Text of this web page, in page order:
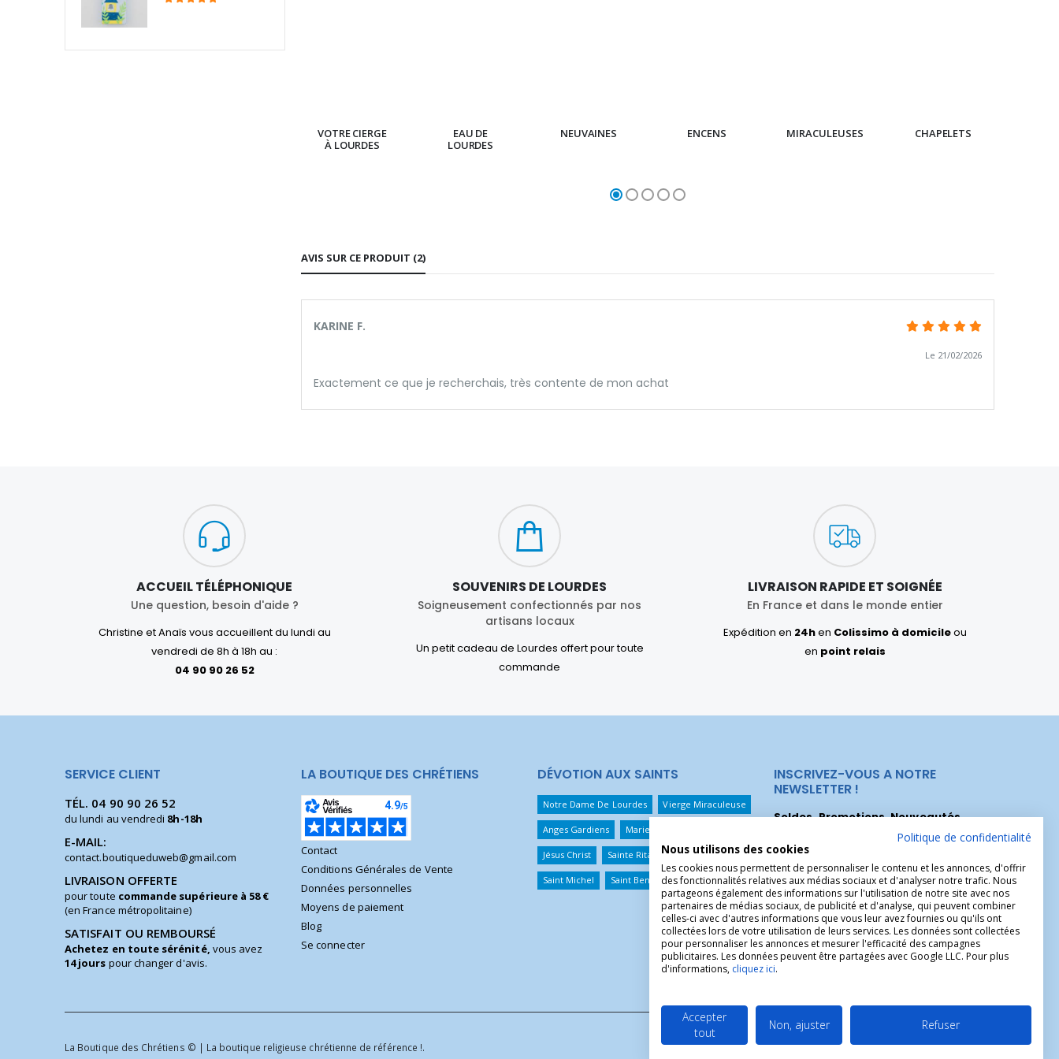
VOTRE CIERGE
À LOURDES
EAU DE
LOURDES
NEUVAINES ENCENS MIRACULEUSES CHAPELETS
AVIS SUR CE PRODUIT (2)
KARINE F.
Le 21/02/2026
Exactement ce que je recherchais, très contente de mon achat
ACCUEIL TÉLÉPHONIQUE
Une question, besoin d'aide ?
Christine et Anaïs vous accueillent du lundi au
vendredi de 8h à 18h au :
04 90 90 26 52
SOUVENIRS DE LOURDES
Soigneusement confectionnés par nos
artisans locaux
Un petit cadeau de Lourdes offert pour toute
commande
LIVRAISON RAPIDE ET SOIGNÉE
En France et dans le monde entier
Expédition en 24hen Colissimo à domicileou
en point relais
SERVICE CLIENT
TÉL. 04 90 90 26 52
du lundi au vendredi 8h-18h
E-MAIL:
contact.boutiqueduweb@gmail.com
LIVRAISON OFFERTE
pour toute commande supérieure à 58 €
(en France métropolitaine)
SATISFAIT OU REMBOURSÉ
Achetez en toute sérénité, vous avez
14 jours pour changer d'avis.
LA BOUTIQUE DES CHRÉTIENS
Contact
Conditions Générales de Vente
Données personnelles
Moyens de paiement
Blog
Se connecter
DÉVOTION AUX SAINTS
Notre Dame De Lourdes Vierge Miraculeuse
Anges Gardiens Marie Qui Défait Les Noeuds
Jésus Christ Sainte Rita Sainte Thérèse
Saint Michel Saint Benoît Saint Christophe
INSCRIVEZ-VOUS A NOTRE
NEWSLETTER !
Soldes, Promotions, Nouveautés...
Inscrivez-vous maintenant pour recevoir
nos meilleures offres.
La Boutique des Chrétiens © | La boutique religieuse chrétienne de référence !.
Politique de confidentialité
Nous utilisons des cookies
Les cookies nous permettent de personnaliser le contenu et les annonces, d'offrir
des fonctionnalités relatives aux médias sociaux et d'analyser notre trafic. Nous
partageons également des informations sur l'utilisation de notre site avec nos
partenaires de médias sociaux, de publicité et d'analyse, qui peuvent combiner
celles-ci avec d'autres informations que vous leur avez fournies ou qu'ils ont
collectées lors de votre utilisation de leurs services. Les données sont collectées
pour personnaliser les annonces et mesurer l'efficacité des campagnes
publicitaires. Les données peuvent être partagées avec Google LLC. Pour plus
d'informations, cliquez ici.
Accepter
tout
Non, ajuster Refuser